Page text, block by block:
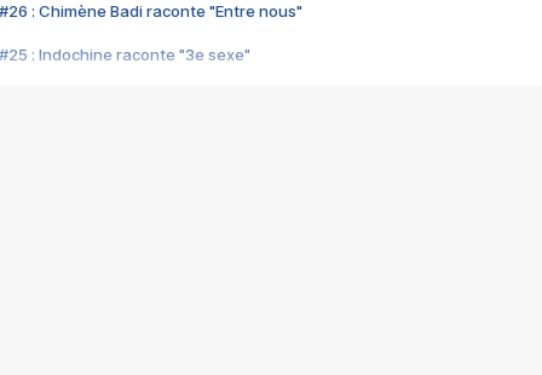
#26 : Chimène Badi raconte "Entre nous"
#25 : Indochine raconte "3e sexe"